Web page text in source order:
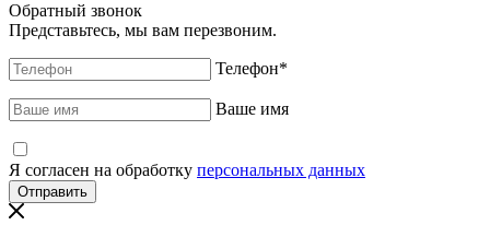
Обратный звонок
Представьтесь, мы вам перезвоним.
Телефон*
Ваше имя
Я согласен на обработку персональных данных